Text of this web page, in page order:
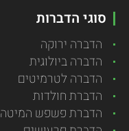
סוגי הדברות
הדברה ירוקה
הדברה ביולוגית
הדברה לטרמיטים
הדברת חולדות
הדברת פשפש המיטה